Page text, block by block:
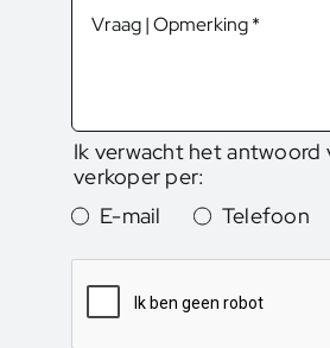
Ik verwacht het antwoord
verkoper per:
E-mail
Telefoon